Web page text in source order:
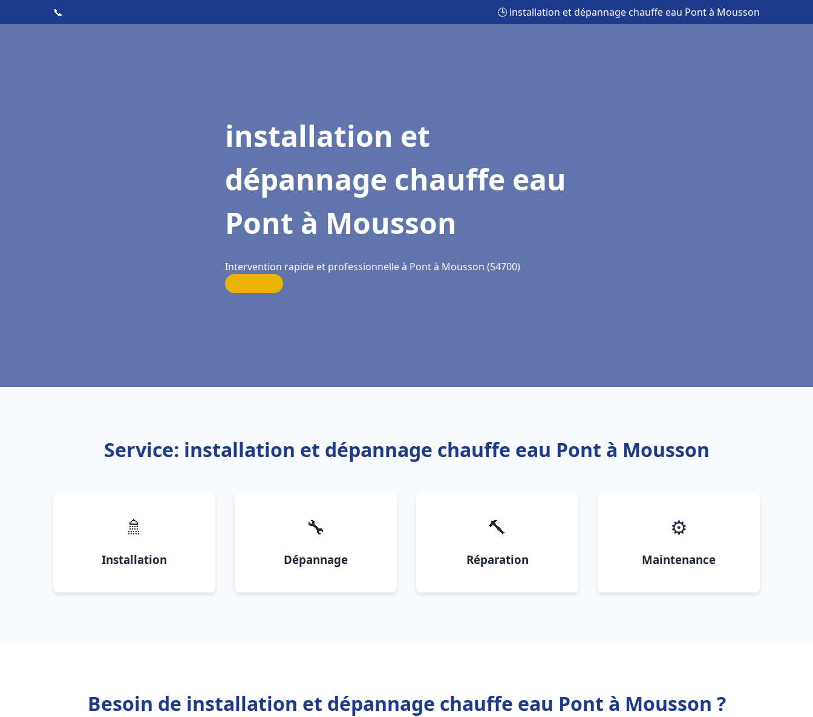
📞 🕒 installation et dépannage chauffe eau Pont à Mousson
installation et
dépannage chauffe eau
Pont à Mousson
Intervention rapide et professionnelle à Pont à Mousson (54700)
Service: installation et dépannage chauffe eau Pont à Mousson
🚿
Installation
🔧
Dépannage
🔨
Réparation
⚙️
Maintenance
Besoin de installation et dépannage chauffe eau Pont à Mousson ?